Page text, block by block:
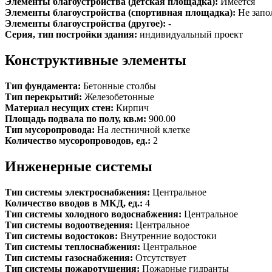
Элементы благоустройства (спортивная площадка): Не
Элементы благоустройства (другое): -
Серия, тип постройки здания: индивидуальный проект
Конструктивные элементы
Тип фундамента: Бетонные столбы
Тип перекрытий: Железобетонные
Материал несущих стен: Кирпич
Площадь подвала по полу, кв.м: 900.00
Тип мусоропровода: На лестничной клетке
Количество мусоропроводов, ед.: 2
Инженерные системы
Тип системы электроснабжения: Центральное
Количество вводов в МКД, ед.: 4
Тип системы холодного водоснабжения: Центральное
Тип системы водоотведения: Центральное
Тип системы водостоков: Внутренние водостоки
Тип системы теплоснабжения: Центральное
Тип системы газоснабжения: Отсутствует
Тип системы пожаротушения: Пожарные гидранты